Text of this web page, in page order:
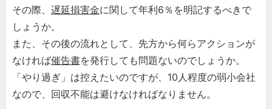
その際、 遅延損害金に関して年利6％を明記するべきで
しょうか。
また、その後の流れとして、先方から何らアクションが
なければ催告書を発行しても問題ないのでしょうか。
「やり過ぎ」は控えたいのですが、10人程度の弱小会社
なので、回収不能は避けなければなりません。